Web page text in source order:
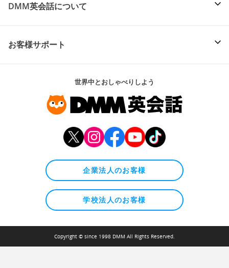
DMM英会話について
お客様サポート
世界中とおしゃべりしよう
企業法人のお客様
学校法人のお客様
Copyright © since 1998 DMM All Rights Reserved.